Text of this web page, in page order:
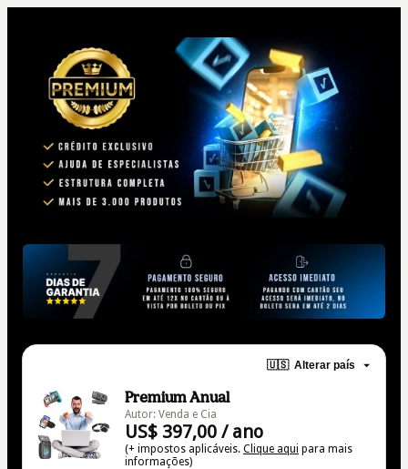
🇺🇸 Alterar país
Premium Anual
Autor: Venda e Cia
US$ 397,00 / ano
(+ impostos aplicáveis. Clique aqui para mais
informações)